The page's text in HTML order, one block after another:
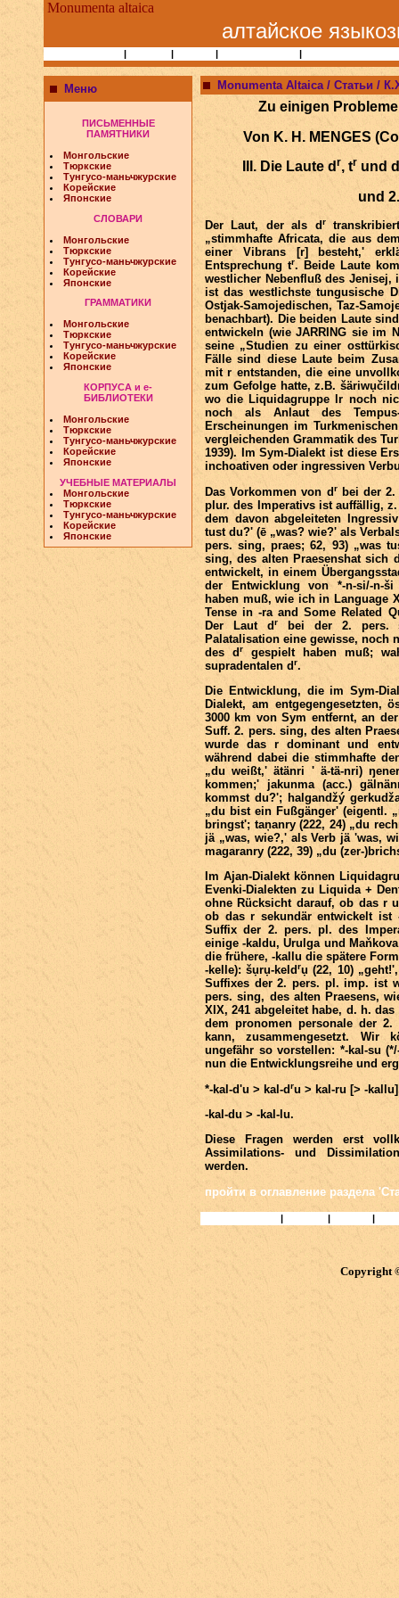
Monumenta altaica
алтайское
| | | |
Меню
ПИСЬМЕННЫЕ
ПАМЯТНИКИ
Монгольские
Тюркские
Тунгусо-маньчжурские
Корейские
Японские
СЛОВАРИ
Монгольские
Тюркские
Тунгусо-маньчжурские
Корейские
Японские
ГРАММАТИКИ
Монгольские
Тюркские
Тунгусо-маньчжурские
Корейские
Японские
КОРПУСА и e-
БИБЛИОТЕКИ
Монгольские
Тюркские
Тунгусо-маньчжурские
Корейские
Японские
УЧЕБНЫЕ МАТЕРИАЛЫ
Монгольские
Тюркские
Тунгусо-маньчжурские
Корейские
Японские
Monumenta Altaica / Статьи /
Zu einigen
Von K. H. MENGES
III. Die Laute d r, tr und
und
Der Laut, der als dr
„stimmhafte Africata, die aus
einer Vibrans [r] besteht,'
Entsprechung tr. Beide Laute
westlicher Nebenfluß des Jenisej,
ist das westlichste tungusische
Ostjak-Samojedischen, Taz-
benachbart). Die beiden Laute
entwickeln (wie JARRING sie im
seine „Studien zu einer
Fälle sind diese Laute beim
mit r entstanden, die eine
zum Gefolge hatte, z.B.
wo die Liquidagruppe lr noch
noch als Anlaut des
Erscheinungen im
vergleichenden Grammatik des
1939). Im Sym-Dialekt ist diese
inchoativen oder ingressiven
Das Vorkommen von drbei der 2.
plur. des Imperativs ist auffällig,
dem davon abgeleiteten
tust du?' (ē „was? wie?' als
pers. sing, praes; 62, 93) „was
sing, des alten Praesenshat sich
entwickelt, in einem
der Entwicklung von *-n-si/-n-
haben muß, wie ich in Language
Tense in -ra and Some Related
Der Laut drbei der 2. pers.
Palatalisation eine gewisse, noch
des drgespielt haben muß;
supradentalen dr.
Die Entwicklung, die im Sym-
Dialekt, am entgegengesetzten,
3000 km von Sym entfernt, an
Suff. 2. pers. sing, des alten
wurde das r dominant und
während dabei die stimmhafte
„du weißt,' ätänri ' ä-tä-nri)
kommen;' jakunma (acc.)
kommst du?'; halgandžý
„du bist ein Fußgänger' (eigentl.
bringst'; taņanry (222, 24) „du
jä „was, wie?,' als Verb jä 'was,
magaranry (222, 39) „du (zer-
Im Ajan-Dialekt können
Evenki-Dialekten zu Liquida +
ohne Rücksicht darauf, ob das r
ob das r sekundär entwickelt
Suffix der 2. pers. pl. des
einige -kaldu, Urulga und
die frühere, -kallu die spätere
-kelle): šụrụ-keldrụ (22, 10)
Suffixes der 2. pers. pl. imp. ist
pers. sing, des alten Praesens,
XIX, 241 abgeleitet habe, d. h.
dem pronomen personale der
kann, zusammengesetzt. Wir
ungefähr so vorstellen: *-kal-su
nun die Entwicklungsreihe und
*-kal-d'u > kal-dru > kal-ru [> -
-kal-du > -kal-lu.
Diese Fragen werden erst
Assimilations- und
werden.
пройти в оглавление раздела
| | |
Copyright